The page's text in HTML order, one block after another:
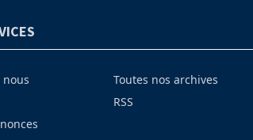
nous
Toutes nos archives
RSS